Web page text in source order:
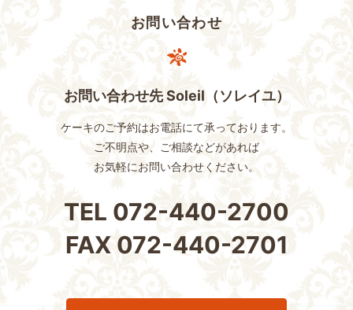
お問い合わせ
お問い合わせ先 Soleil（ソレイユ）
ケーキのご予約はお電話にて承っております。
ご不明点や、ご相談などがあれば
お気軽にお問い合わせください。
TEL 072-440-2700
FAX 072-440-2701